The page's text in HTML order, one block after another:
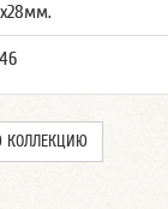
КОЛЛЕКЦИЮ